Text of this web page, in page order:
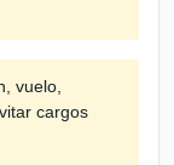
vuelo,
cargos